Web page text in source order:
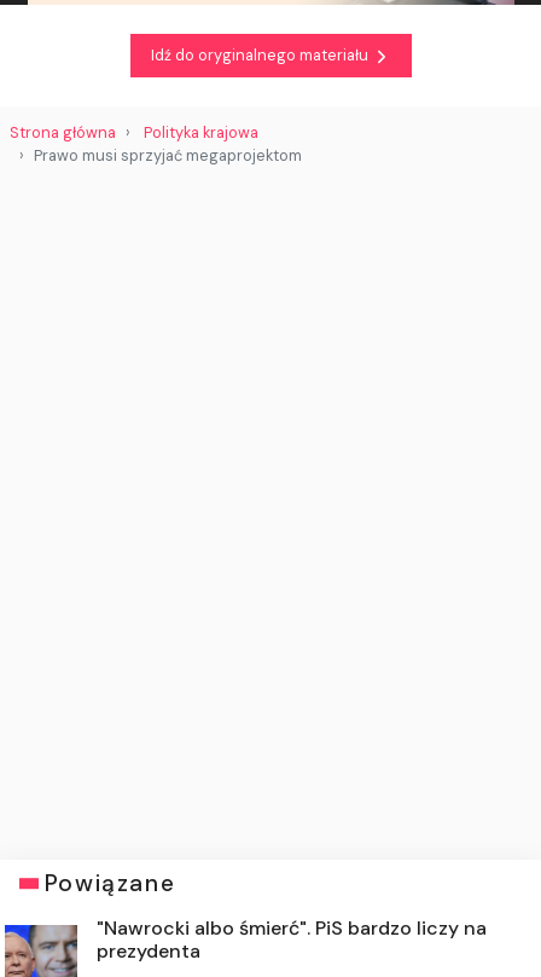
Idź do oryginalnego materiału
Strona główna
Polityka krajowa
Prawo musi sprzyjać megaprojektom
Powiązane
"Nawrocki albo śmierć". PiS bardzo liczy na
prezydenta